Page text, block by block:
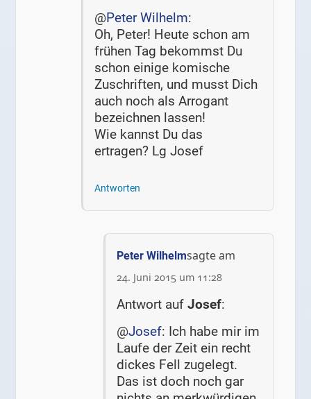
@Peter Wilhelm:
Oh, Peter! Heute schon am
frühen Tag bekommst Du
schon einige komische
Zuschriften, und musst Dich
auch noch als Arrogant
bezeichnen lassen!
Wie kannst Du das
ertragen? Lg Josef
Antworten
Peter Wilhelmsagte am
24. Juni 2015 um 11:28
Antwort aufJosef:
@Josef: Ich habe mir im
Laufe der Zeit ein recht
dickes Fell zugelegt.
Das ist doch noch gar